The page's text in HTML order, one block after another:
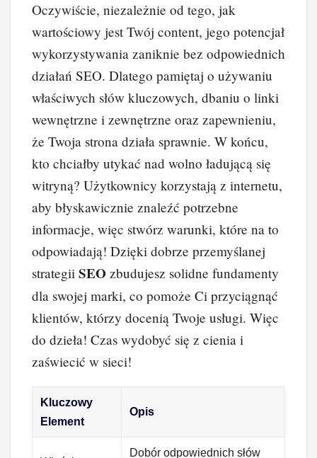
Oczywiście, niezależnie od tego, jak
wartościowy jest Twój content, jego potencjał
wykorzystywania zaniknie bez odpowiednich
działań SEO. Dlatego pamiętaj o używaniu
właściwych słów kluczowych, dbaniu o linki
wewnętrzne i zewnętrzne oraz zapewnieniu,
że Twoja strona działa sprawnie. W końcu,
kto chciałby utykać nad wolno ładującą się
witryną? Użytkownicy korzystają z internetu,
aby błyskawicznie znaleźć potrzebne
informacje, więc stwórz warunki, które na to
odpowiadają! Dzięki dobrze przemyślanej
strategii SEO zbudujesz solidne fundamenty
dla swojej marki, co pomoże Ci przyciągnąć
klientów, którzy docenią Twoje usługi. Więc
do dzieła! Czas wydobyć się z cienia i
zaświecić w sieci!
Kluczowy
Element
Opis
Dobór odpowiednich słów